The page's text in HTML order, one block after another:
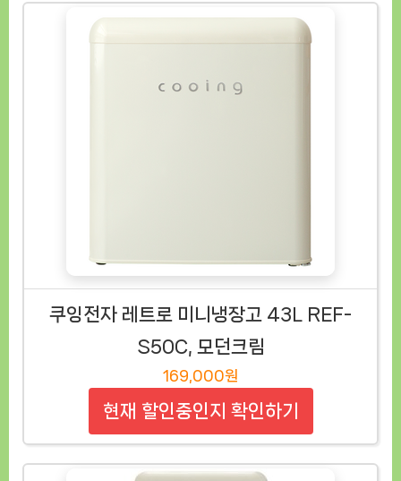
쿠잉전자 레트로 미니냉장고 43L REF-
S50C, 모던크림
169,000원
현재 할인중인지 확인하기